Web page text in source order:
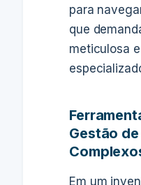
para
que
meticulosa
Gestão
Em um